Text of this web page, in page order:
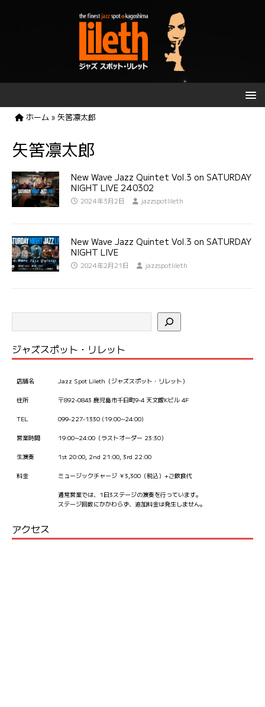
ホーム » 矢筈凛太郎
矢筈凛太郎
New Wave Jazz Quintet Vol.3 on SATURDAY
NIGHT LIVE 240302
2024年3月2日 jazzspotlileth
New Wave Jazz Quintet Vol.3 on SATURDAY
NIGHT LIVE
2024年2月21日 jazzspotlileth
ジャズスポット・リレット
店舗名 Jazz Spot Lileth（ジャズスポット・リレット）
住所 〒892-0843 鹿児島市千日町9-4 天文館Kビル 4F
TEL 099-227-1330 (19:00~24:00)
営業時間 19:00~24:00（ラストオーダー 23:30）
生演奏 1st 20:00, 2nd 21:00, 3rd 22:00
料金 ミュージックチャージ ￥3,300（税込）+ご飲食代
通常営業では、1日3ステージの演奏を行っています。
ステージ回数にかかわらず、追加料金は発生しません。
アクセス